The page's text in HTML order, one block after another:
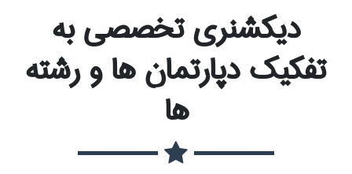
دیکشنری تخصصی به
تفکیک دپارتمان ها و رشته
ها